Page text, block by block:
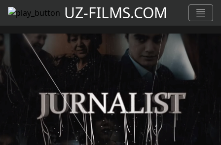
UZ-FILMS.COM